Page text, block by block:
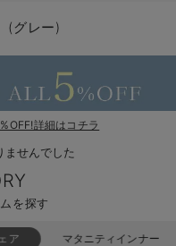
スカート
パジャマ
インナー
ベビー
MAX55%OFF ブラックフ
オフィス
きれいめ美脚パンツ派
ツィード派
王道シンプル派
短肌着
セット
快適ウェア10%OFF
ジャンパースカート/
ワーク・オフィス
カジュアル
あったかアイテム｜
10,001円（税込）〜
女の子におススメの
男の子におススメの
もらって嬉しいギフト
保温&リカバリー
レギンス・タイツ
カップ付きインナー
裏起毛素材
【冬のあったか特集
(グレー)
詳細はコチラ
ませんでした
を探す
ア マタニティインナー